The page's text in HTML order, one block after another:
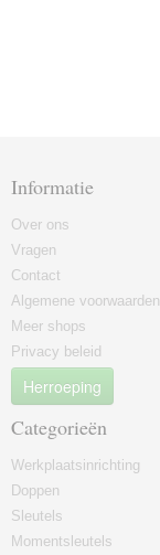
Informatie
Over ons
Vragen
Contact
Algemene voorwaarden
Meer shops
Privacy beleid
Herroeping
Categorieën
Werkplaatsinrichting
Doppen
Sleutels
Momentsleutels